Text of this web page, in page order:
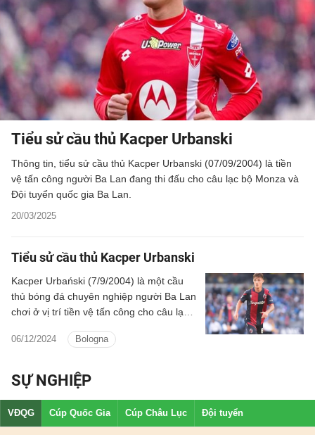
Tiểu sử cầu thủ Kacper Urbanski
Thông tin, tiểu sử cầu thủ Kacper Urbanski (07/09/2004) là tiền
vệ tấn công người Ba Lan đang thi đấu cho câu lạc bộ Monza và
Đội tuyển quốc gia Ba Lan.
20/03/2025
Tiểu sử cầu thủ Kacper Urbanski
06/12/2024 Bologna
Kacper Urbański (7/9/2004) là một cầu
thủ bóng đá chuyên nghiệp người Ba Lan
chơi ở vị trí tiền vệ tấn công cho câu lạc
SỰ NGHIỆP
VĐQG Cúp Quốc Gia Cúp Châu Lục Đội tuyển